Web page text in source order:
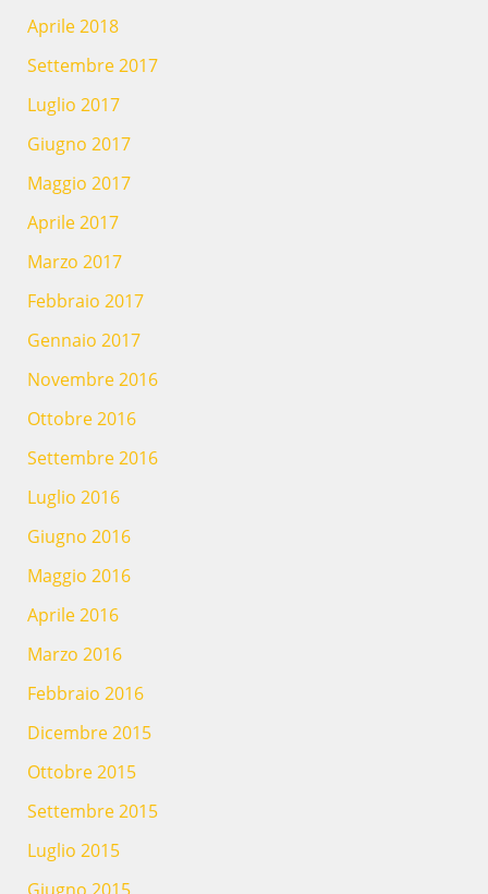
Aprile 2018
Settembre 2017
Luglio 2017
Giugno 2017
Maggio 2017
Aprile 2017
Marzo 2017
Febbraio 2017
Gennaio 2017
Novembre 2016
Ottobre 2016
Settembre 2016
Luglio 2016
Giugno 2016
Maggio 2016
Aprile 2016
Marzo 2016
Febbraio 2016
Dicembre 2015
Ottobre 2015
Settembre 2015
Luglio 2015